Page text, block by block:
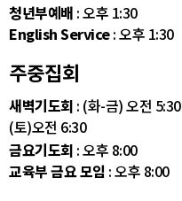
청년부예배 : 오후 1:30
English Service: 오후 1:30
주중집회
새벽기도회 : (화-금) 오전 5:30
(토)오전 6:30
금요기도회 : 오후 8:00
교육부 금요 모임 : 오후 8:00